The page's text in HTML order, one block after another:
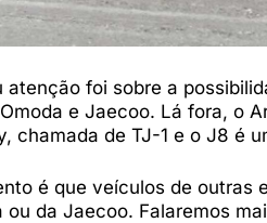
atenção foi sobre a
e Jaecoo. Lá fora, o
chamada de TJ-1 e o J8 é
é que veículos de outras
da Jaecoo. Falaremos